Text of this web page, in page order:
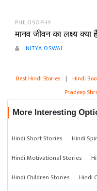
PHILOSOPHY
मानव जीवन का लक्ष्य क्या
NITYA OSWAL
Best Hindi Stories | Hindi
Pradeep
More Interesting
Hindi Short Stories Hindi
Hindi Motivational Stories
Hindi Children Stories
Hindi